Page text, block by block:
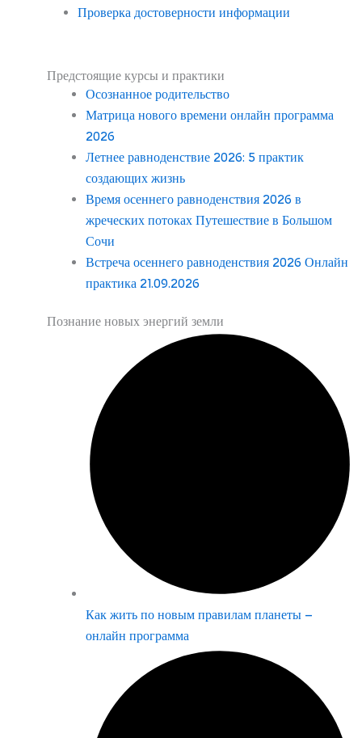
Проверка достоверности информации
Предстоящие курсы и практики
Осознанное родительство
Матрица нового времени онлайн программа
2026
Летнее равноденствие 2026: 5 практик
создающих жизнь
Время осеннего равноденствия 2026 в
жреческих потоках Путешествие в Большом
Сочи
Встреча осеннего равноденствия 2026 Онлайн
практика 21.09.2026
Познание новых энергий земли
Как жить по новым правилам планеты –
онлайн программа